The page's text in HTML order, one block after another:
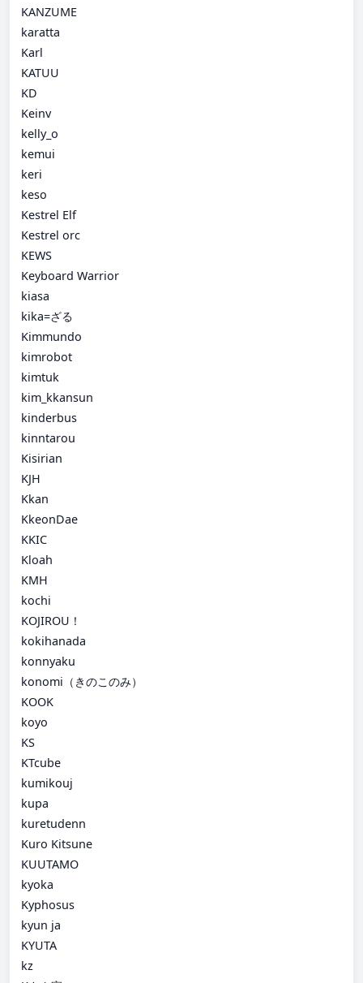
KANZUME
karatta
Karl
KATUU
KD
Keinv
kelly_o
kemui
keri
keso
Kestrel Elf
Kestrel orc
KEWS
Keyboard Warrior
kiasa
kika=ざる
Kimmundo
kimrobot
kimtuk
kim_kkansun
kinderbus
kinntarou
Kisirian
KJH
Kkan
KkeonDae
KKIC
Kloah
KMH
kochi
KOJIROU！
kokihanada
konnyaku
konomi（きのこのみ）
KOOK
koyo
KS
KTcube
kumikouj
kupa
kuretudenn
Kuro Kitsune
KUUTAMO
kyoka
Kyphosus
kyun ja
KYUTA
kz